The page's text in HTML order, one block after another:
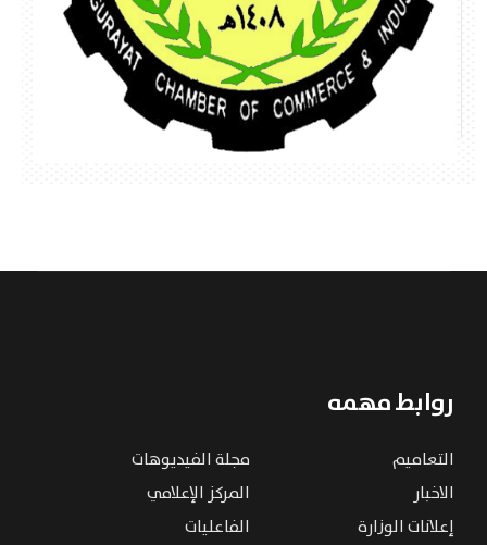
روابط مهمه
التعاميم
مجلة الفيديوهات
الاخبار
المركز الإعلامي
إعلانات الوزارة
الفاعليات